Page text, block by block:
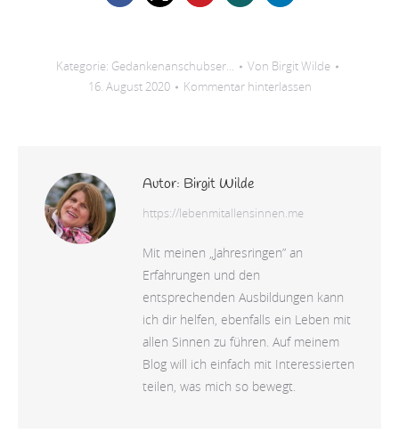
Kategorie: Gedankenanschubser... Von Birgit Wilde
16. August 2020
Kommentar hinterlassen
Autor: Birgit Wilde
https://lebenmitallensinnen.me
Mit meinen „Jahresringen” an
Erfahrungen und den
entsprechenden Ausbildungen kann
ich dir helfen, ebenfalls ein Leben mit
allen Sinnen zu führen. Auf meinem
Blog will ich einfach mit Interessierten
teilen, was mich so bewegt.